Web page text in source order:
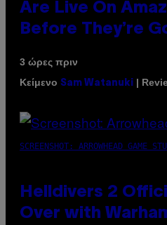
Are Live On
Before They’re
3 ώρες πριν
Κείμενο Sam Watanuki |
SCREENSHOT: ARROWHEAD GAME
Helldivers 2
Over with